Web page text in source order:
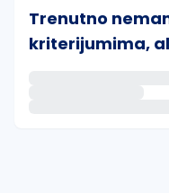
Trenutno
kriterijumima,